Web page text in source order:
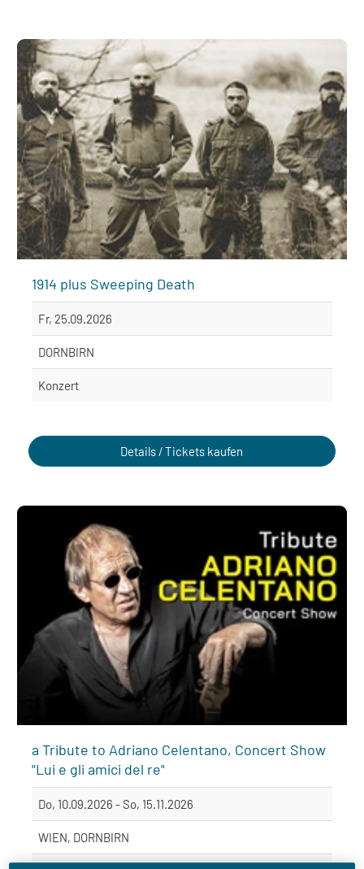
1914 plus Sweeping Death
Fr, 25.09.2026
DORNBIRN
Konzert
Details / Tickets kaufen
a Tribute to Adriano Celentano, Concert Show
"Lui e gli amici del re"
Do, 10.09.2026 - So, 15.11.2026
WIEN, DORNBIRN